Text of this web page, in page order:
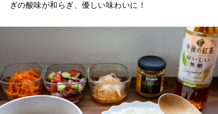
ぎの酸味が和らぎ、優しい味わいに！